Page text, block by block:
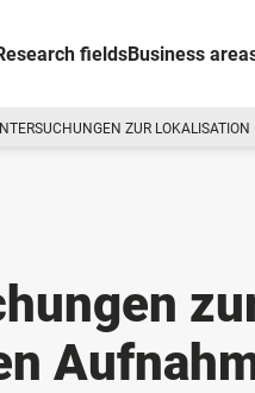
fieldsBusiness
ZUR